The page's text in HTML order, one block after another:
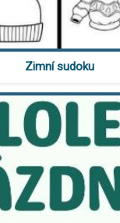
Zimní sudoku